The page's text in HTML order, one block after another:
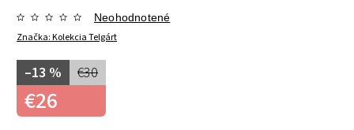
Značka:Kolekcia Telgárt
Neohodnotené
€30
–13 %
€26